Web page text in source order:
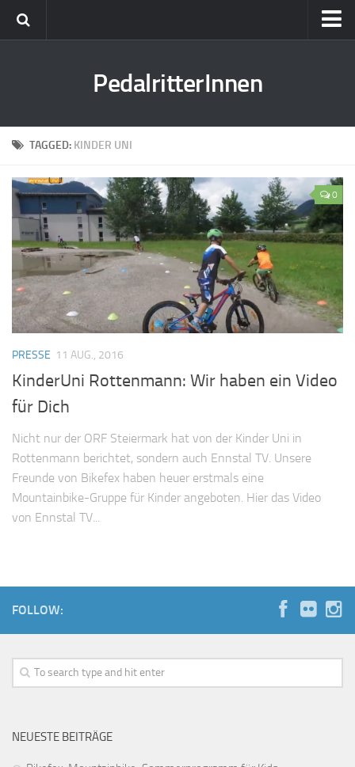
Kulinarik
Kontakt
Termine
Bikefex
PedalritterInnen
TAGGED: KINDER UNI
0
PRESSE 11 AUG., 2016
KinderUni Rottenmann: Wir haben ein Video
für Dich
Nicht nur der ORF Steiermark hat von der Kinder Uni in
Rottenmann berichtet, sondern auch Ennstal TV. Unsere
Freunde von Bikefex haben heuer erstmals eine
Mountainbike-Gruppe für Kinder angeboten. Hier das Video
von Ennstal TV...
FOLLOW:
NEUESTE BEITRÄGE